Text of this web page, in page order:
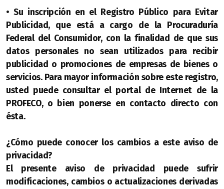
• Su inscripción en el Registro Público para Evitar
Publicidad, que está a cargo de la Procuraduría
Federal del Consumidor, con la finalidad de que sus
datos personales no sean utilizados para recibir
publicidad o promociones de empresas de bienes o
servicios. Para mayor información sobre este registro,
usted puede consultar el portal de Internet de la
PROFECO, o bien ponerse en contacto directo con
ésta.
¿Cómo puede conocer los cambios a este aviso de
privacidad?
El presente aviso de privacidad puede sufrir
modificaciones, cambios o actualizaciones derivadas